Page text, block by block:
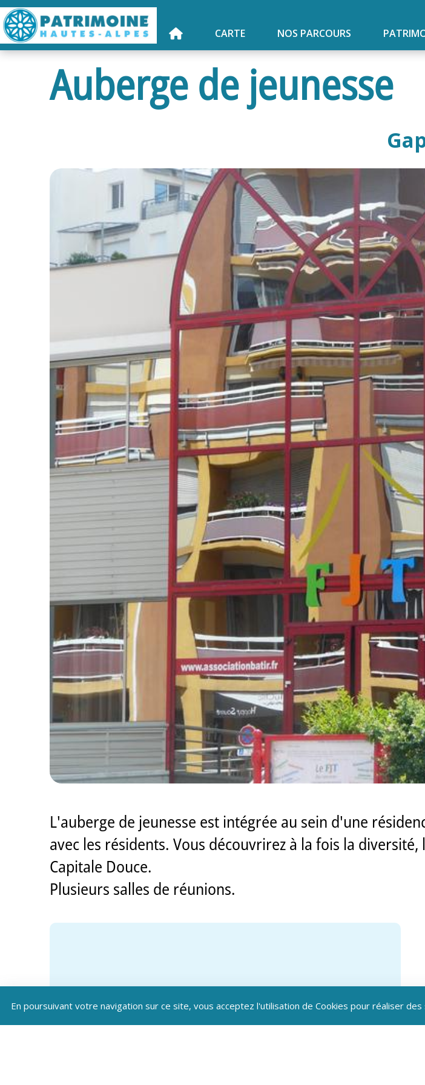
CARTE NOS PARCOURS
Auberge de jeunesse
L'auberge de jeunesse est intégrée au sein d'une
avec les résidents. Vous découvrirez à la fois la
Capitale Douce.
Plusieurs salles de réunions.
En poursuivant votre navigation sur ce site, vous acceptez l'utilisation de Cookies pour réaliser